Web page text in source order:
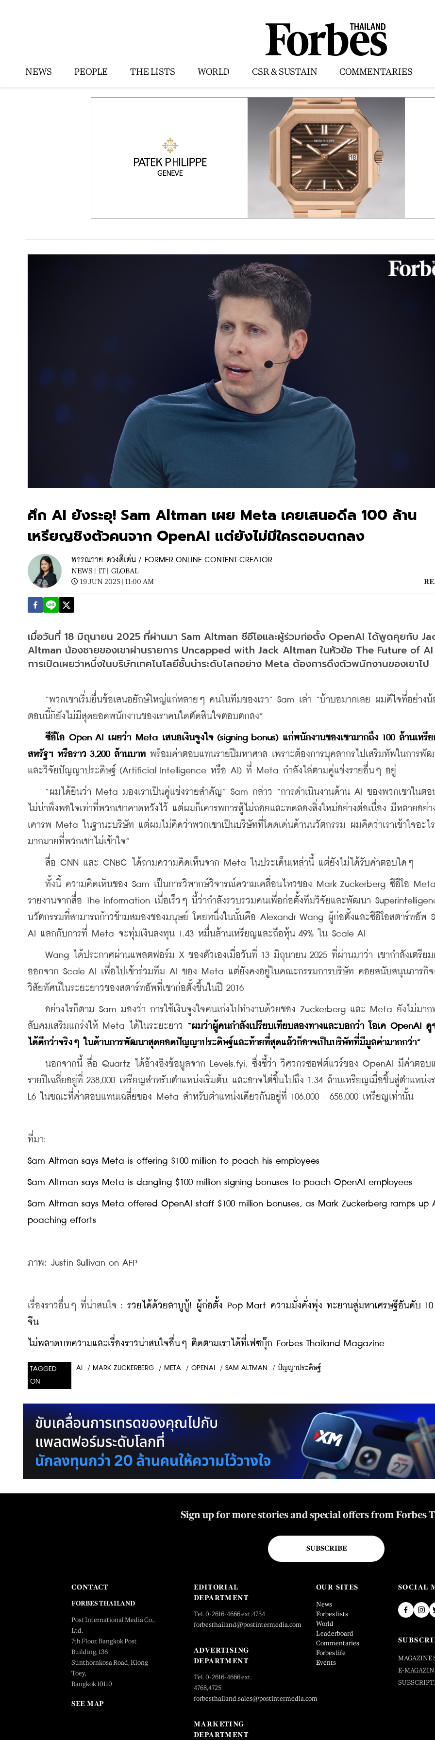
NEWS PEOPLE THE LISTS WORLD CSR & SUSTAIN COMMENTARIES
ศึก AI ยังระอุ! Sam Altman เผย Meta เคยเสนอดีล 100 ล้าน
เหรียญชิงตัวคนจาก OpenAI แต่ยังไม่มีใครตอบตกลง
พรรณราย ดวงดีเด่น / FORMER ONLINE CONTENT CREATOR
NEWS | IT | GLOBAL
19 JUN 2025 | 11:00 AM
เมื่อวันที่ 18 มิถุนายน 2025 ที่ผ่านมา Sam Altman ซีอีโอและผู้ร่วมก่อตั้ง OpenAI ได้พูดคุยกับ
Altman น้องชายของเขาผ่านรายการ Uncapped with Jack Altman ในหัวข้อ The Future of AI
การเปิดเผยว่าหนึ่งในบริษัทเทคโนโลยีชั้นนำระดับโลกอย่าง Meta ต้องการดึงตัวพนักงานของเขาไป
“พวกเขาเริ่มยื่นข้อเสนอยักษ์ใหญ่แก่หลายๆ คนในทีมของเรา” Sam เล่า “บ้าบอมากเลย ผมดีใจที่อย่างน้
ตอนนี้ก็ยังไม่มีสุดยอดพนักงานของเราคนใดตัดสินใจตอบตกลง”
ซีอีโอ Open AI เผยว่า Meta เสนอเงินจูงใจ (signing bonus) แก่พนักงานของเขามากถึง 100 ล้านเหรี
สหรัฐฯ หรือราว 3,200 ล้านบาท พร้อมค่าตอบแทนรายปีมหาศาล เพราะต้องการบุคลากรไปเสริมทัพในการพั
และวิจัยปัญญาประดิษฐ์ (Artificial Intelligence หรือ AI) ที่ Meta กำลังไล่ตามคู่แข่งรายอื่นๆ อยู่
“ผมได้ยินว่า Meta มองเราเป็นคู่แข่งรายสำคัญ” Sam กล่าว “การดำเนินงานด้าน AI ของพวกเขาในตอ
ไม่น่าพึงพอใจเท่าที่พวกเขาคาดหวังไว้ แต่ผมก็เคารพการสู้ไม่ถอยและทดลองสิ่งใหม่อย่างต่อเนื่อง มีหลายอย่
เคารพ Meta ในฐานะบริษัท แต่ผมไม่คิดว่าพวกเขาเป็นบริษัทที่โดดเด่นด้านนวัตกรรม ผมคิดว่าเราเข้าใจอะไ
มากมายที่พวกเขาไม่เข้าใจ”
สื่อ CNN และ CNBC ได้ถามความคิดเห็นจาก Meta ในประเด็นเหล่านี้ แต่ยังไม่ได้รับคำตอบใดๆ
ทั้งนี้ ความคิดเห็นของ Sam เป็นการวิพากษ์วิจารณ์ความเคลื่อนไหวของ Mark Zuckerberg ซีอีโอ
รายงานจากสื่อ The Information เมื่อเร็วๆ นี้ว่ากำลังรวบรวมคนเพื่อก่อตั้งทีมวิจัยและพัฒนา
นวัตกรรมที่สามารถก้าวข้ามสมองของมนุษย์ โดยหนึ่งในนั้นคือ Alexandr Wang ผู้ก่อตั้งและซีอีโอสตาร์ทอัพ
AI แลกกับการที่ Meta จะทุ่มเงินลงทุน 1.43 หมื่นล้านเหรียญและถือหุ้น 49% ใน Scale AI
Wang ได้ประกาศผ่านแพลตฟอร์ม X ของตัวเองเมื่อวันที่ 13 มิถุนายน 2025 ที่ผ่านมาว่า เขากำลังเตรียม
ออกจาก Scale AI เพื่อไปเข้าร่วมทีม AI ของ Meta แต่ยังคงอยู่ในคณะกรรมการบริษัท คอยสนับสนุนภารกิ
วิสัยทัศน์ในระยะยาวของสตาร์ทอัพที่เขาก่อตั้งขึ้นในปี 2016
อย่างไรก็ตาม Sam มองว่า การใช้เงินจูงใจคนเก่งไปทำงานด้วยของ Zuckerberg และ Meta ยังไม่มาก
ลับคมเสริมแกร่งให้ Meta ได้ในระยะยาว “ผมว่าผู้คนกำลังเปรียบเทียบสองทางและบอกว่า โอเค OpenAI ดู
ได้ดีกว่าจริงๆ ในด้านการพัฒนาสุดยอดปัญญาประดิษฐ์และท้ายที่สุดแล้วก็อาจเป็นบริษัทที่มีมูลค่ามากกว่า”
นอกจากนี้ สื่อ Quartz ได้อ้างอิงข้อมูลจาก Levels.fyi. ซึ่งชี้ว่า วิศวกรซอฟต์แวร์ของ OpenAI มีค่าตอบ
รายปีเฉลี่ยอยู่ที่ 238,000 เหรียญสำหรับตำแหน่งเริ่มต้น และอาจไต่ขึ้นไปถึง 1.34 ล้านเหรียญเมื่อขึ้นสู่ตำแหน่ง
L6 ในขณะที่ค่าตอบแทนเฉลี่ยของ Meta สำหรับตำแหน่งเดียวกันอยู่ที่ 106,000 - 658,000 เหรียญเท่านั้น
ที่มา:
Sam Altman says Meta is offering $100 million to poach his employees
Sam Altman says Meta is dangling $100 million signing bonuses to poach OpenAI employees
Sam Altman says Meta offered OpenAI staff $100 million bonuses, as Mark Zuckerberg ramps up
poaching efforts
ภาพ: Justin Sullivan on AFP
เรื่องราวอื่นๆ ที่น่าสนใจ : รวยได้ด้วยลาบูบู้! ผู้ก่อตั้ง Pop Mart ความมั่งคั่งพุ่ง ทะยานสู่มหาเศรษฐีอันดับ
จีน
ไม่พลาดบทความและเรื่องราวน่าสนใจอื่นๆ ติดตามเราได้ที่เฟซบุ๊ก Forbes Thailand Magazine
TAGGED
ON
AI / MARK ZUCKERBERG / META / OPENAI / SAM ALTMAN / ปัญญาประดิษฐ์
Sign up for more stories and special offers from Forbes
SUBSCRIBE
CONTACT
FORBES THAILAND
Post International Media Co.,
Ltd.
7th Floor, Bangkok Post
Building, 136
Sunthornkosa Road, Klong
Toey,
Bangkok 10110
SEE MAP
EDITORIAL
DEPARTMENT
Tel. 0-2616-4666 ext.4734
forbesthailand@postintermedia.com
ADVERTISING
DEPARTMENT
Tel. 0-2616-4666 ext.
4768,4725
forbesthailand.sales@postintermedia.com
MARKETING
DEPARTMENT
OUR SITES
News
Forbes lists
World
Leaderboard
Commentaries
Forbes life
Events
SOCIAL
MAGAZINE
E-